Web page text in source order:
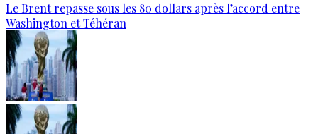
Le Brent repasse sous les 80 dollars après l’accord entre
Washington et Téhéran